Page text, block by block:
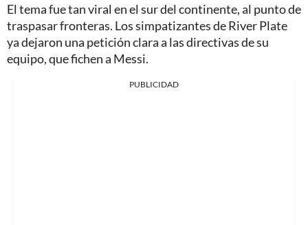
El tema fue tan viral en el sur del continente, al punto de
traspasar fronteras. Los simpatizantes de River Plate
ya dejaron una petición clara a las directivas de su
equipo, que fichen a Messi.
PUBLICIDAD